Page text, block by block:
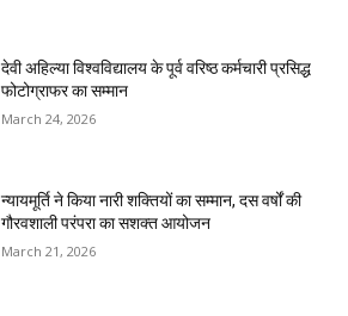
देवी अहिल्या विश्वविद्यालय के पूर्व वरिष्ठ कर्मचारी प्रसिद्ध
फोटोग्राफर का सम्मान
March 24, 2026
न्यायमूर्ति ने किया नारी शक्तियों का सम्मान, दस वर्षों की
गौरवशाली परंपरा का सशक्त आयोजन
March 21, 2026